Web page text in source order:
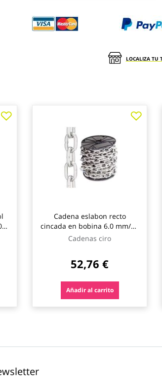
LOCALIZA TU
Cadena eslabon recto
cincada en bobina 6.0 mm/25
kg cadenas ciro
Cadenas ciro
52,76 €
Añadir al carrito